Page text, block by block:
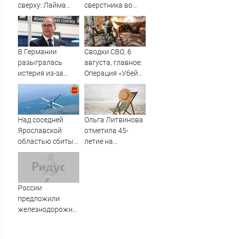
сверху: Лайма
Вайкуле продает
особняк в Латвии
по нацистской
логике
сверстника во
время драки в
Красноярске
В Германии
разыгралась
истерия из-за
беспилотника с
взрывчаткой в
аэропорту
Сводки СВО, 6
августа, главное:
Операция «Убей
лучника»
провалена,
«Оскольский
котел»
захлопнулся
Над соседней
Ярославской
областью сбиты
92 вражеских
дрона
Ольга Литвинова
отметила 45-
летие на
России
предложили
железнодорожный